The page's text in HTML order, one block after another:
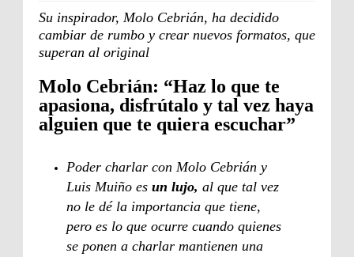
Su inspirador, Molo Cebrián, ha decidido
cambiar de rumbo y crear nuevos formatos, que
superan al original
Molo Cebrián: “Haz lo que te
apasiona, disfrútalo y tal vez haya
alguien que te quiera escuchar”
Poder charlar con Molo Cebrián y
Luis Muiño es un lujo, al que tal vez
no le dé la importancia que tiene,
pero es lo que ocurre cuando quienes
se ponen a charlar mantienen una